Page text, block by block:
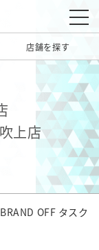
店舗を探す
上店
OFF タスク